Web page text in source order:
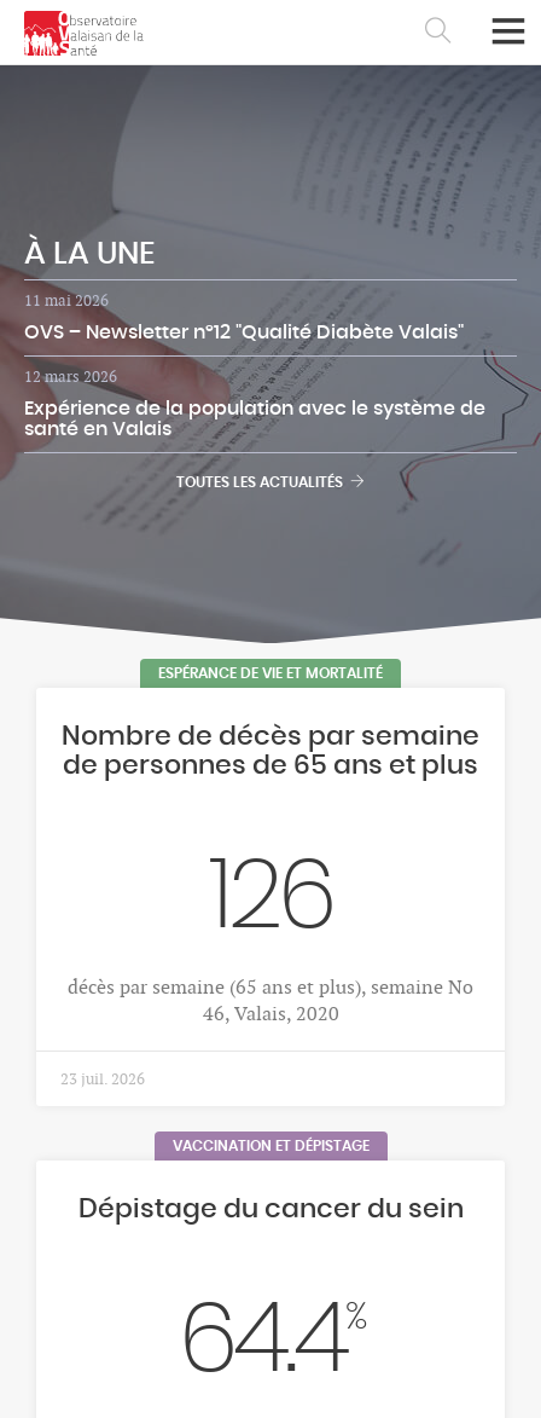
Français
À LA UNE
11 mai 2026
OVS – Newsletter n°12 "Qualité Diabète Valais"
12mars 2026
Expérience de la population avec le système de
santé en Valais
TOUTES LES ACTUALITÉS
ESPÉRANCE DE VIE ET MORTALITÉ
Nombre de décès par semaine
de personnes de 65 ans et plus
126
décès par semaine (65 ans et plus), semaine No
46, Valais, 2020
23 juil. 2026
VACCINATION ET DÉPISTAGE
Dépistage du cancer du sein
64.4%